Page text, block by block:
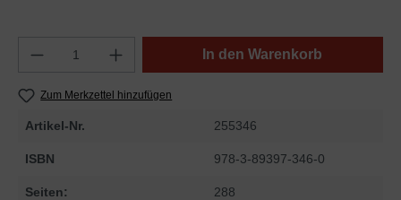
In den Warenkorb
Zum Merkzettel hinzufügen
Artikel-Nr. 255346
ISBN 978-3-89397-346-0
Seiten: 288